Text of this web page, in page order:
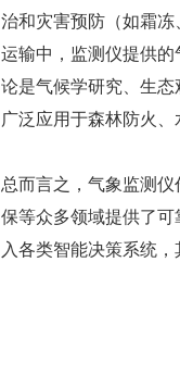
治和灾害预防（如霜
运输中，监测仪提供
论是气候学研究、生
广泛应用于森林防火
总而言之，气象监测
保等众多领域提供了
入各类智能决策系统